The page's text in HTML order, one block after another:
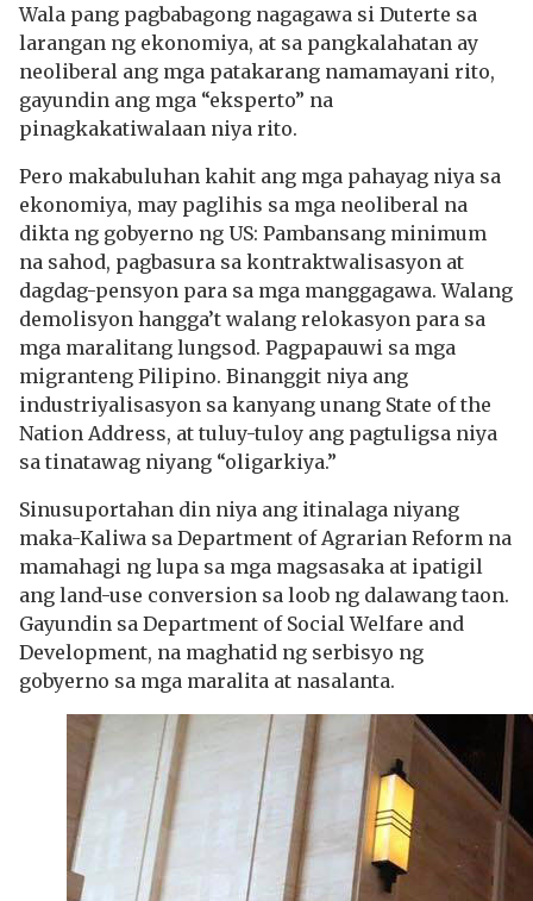
Wala pang pagbabagong nagagawa si Duterte sa
larangan ng ekonomiya, at sa pangkalahatan ay
neoliberal ang mga patakarang namamayani rito,
gayundin ang mga “eksperto” na
pinagkakatiwalaan niya rito.
Pero makabuluhan kahit ang mga pahayag niya sa
ekonomiya, may paglihis sa mga neoliberal na
dikta ng gobyerno ng US: Pambansang minimum
na sahod, pagbasura sa kontraktwalisasyon at
dagdag-pensyon para sa mga manggagawa. Walang
demolisyon hangga’t walang relokasyon para sa
mga maralitang lungsod. Pagpapauwi sa mga
migranteng Pilipino. Binanggit niya ang
industriyalisasyon sa kanyang unang State of the
Nation Address, at tuluy-tuloy ang pagtuligsa niya
sa tinatawag niyang “oligarkiya.”
Sinusuportahan din niya ang itinalaga niyang
maka-Kaliwa sa Department of Agrarian Reform na
mamahagi ng lupa sa mga magsasaka at ipatigil
ang land-use conversion sa loob ng dalawang taon.
Gayundin sa Department of Social Welfare and
Development, na maghatid ng serbisyo ng
gobyerno sa mga maralita at nasalanta.